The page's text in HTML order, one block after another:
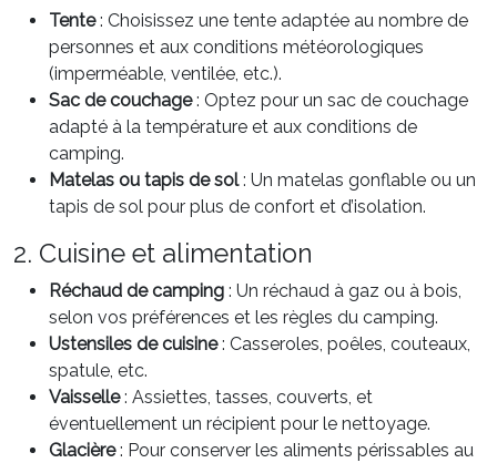
Tente: Choisissez une tente adaptée au nombre de
personnes et aux conditions météorologiques
(imperméable, ventilée, etc.).
Sac de couchage: Optez pour un sac de couchage
adapté à la température et aux conditions de
camping.
Matelas ou tapis de sol: Un matelas gonflable ou un
tapis de sol pour plus de confort et d’isolation.
2. Cuisine et alimentation
Réchaud de camping : Un réchaud à gaz ou à bois,
selon vos préférences et les règles du camping.
Ustensiles de cuisine: Casseroles, poêles, couteaux,
spatule, etc.
Vaisselle: Assiettes, tasses, couverts, et
éventuellement un récipient pour le nettoyage.
Glacière: Pour conserver les aliments périssables au